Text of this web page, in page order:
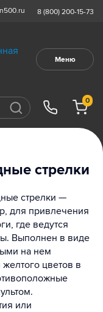
8 (800) 200-15-73
Меню
0
стрелки
стрелки —
для привлечения
где ведутся
Выполнен в виде
на нем
цветов в
или